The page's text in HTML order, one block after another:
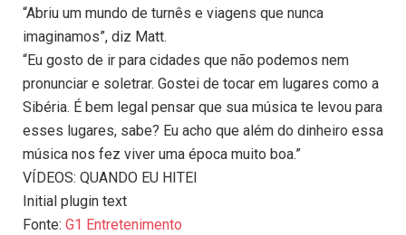
“Abriu um mundo de turnês e viagens que nunca
imaginamos”, diz Matt.
“Eu gosto de ir para cidades que não podemos nem
pronunciar e soletrar. Gostei de tocar em lugares como a
Sibéria. É bem legal pensar que sua música te levou para
esses lugares, sabe? Eu acho que além do dinheiro essa
música nos fez viver uma época muito boa.”
VÍDEOS: QUANDO EU HITEI
Initial plugin text
Fonte: G1 Entretenimento